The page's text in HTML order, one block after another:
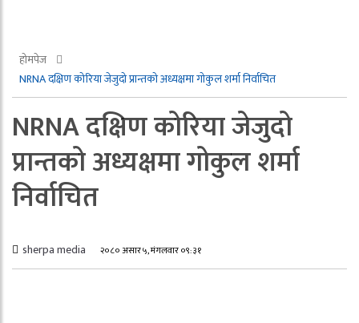
होमपेज
NRNA दक्षिण कोरिया जेजुदो प्रान्तको अध्यक्षमा गोकुल शर्मा निर्वाचित
NRNA दक्षिण कोरिया जेजुदो
प्रान्तको अध्यक्षमा गोकुल शर्मा
निर्वाचित
sherpa media २०८० असार ५, मंगलवार ०९:३१